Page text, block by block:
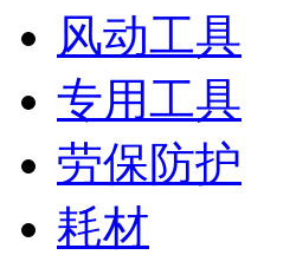
风动工具
专用工具
劳保防护
耗材